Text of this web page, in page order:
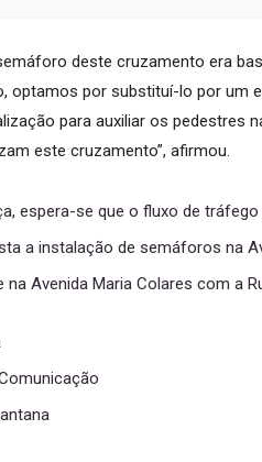
deste cruzamento era
optamos por substituí-lo por um
para auxiliar os pedestres
este cruzamento”, afirmou.
espera-se que o fluxo de
a instalação de semáforos na
Avenida Maria Colares com a